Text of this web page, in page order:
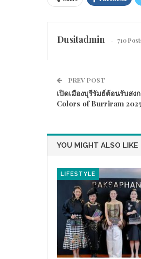
Dusitadmin 710
PREV POST
เปิดเมืองบุรีรัมย์ต้อนรับส
Colors of Burriram
YOU MIGHT ALSO LIKE
LIFESTYLE